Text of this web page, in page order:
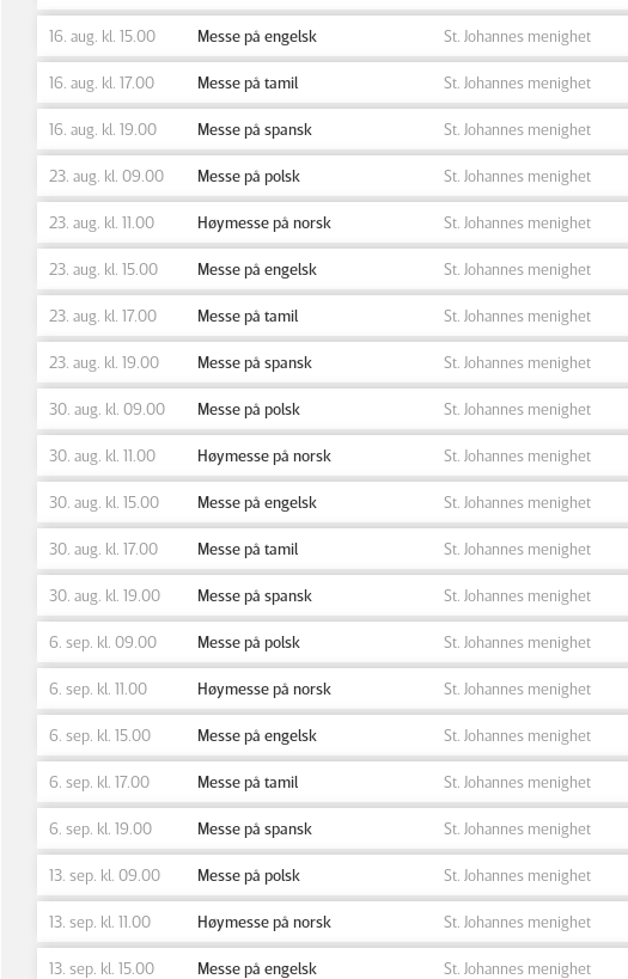
16. aug. kl. 15.00 Messe på engelsk St. Johannes menighet
16. aug. kl. 17.00 Messe på tamil St. Johannes menighet
16. aug. kl. 19.00 Messe på spansk St. Johannes menighet
23. aug. kl. 09.00 Messe på polsk St. Johannes menighet
23. aug. kl. 11.00 Høymesse på norsk St. Johannes menighet
23. aug. kl. 15.00 Messe på engelsk St. Johannes menighet
23. aug. kl. 17.00 Messe på tamil St. Johannes menighet
23. aug. kl. 19.00 Messe på spansk St. Johannes menighet
30. aug. kl. 09.00 Messe på polsk St. Johannes menighet
30. aug. kl. 11.00 Høymesse på norsk St. Johannes menighet
30. aug. kl. 15.00 Messe på engelsk St. Johannes menighet
30. aug. kl. 17.00 Messe på tamil St. Johannes menighet
30. aug. kl. 19.00 Messe på spansk St. Johannes menighet
6. sep. kl. 09.00 Messe på polsk St. Johannes menighet
6. sep. kl. 11.00 Høymesse på norsk St. Johannes menighet
6. sep. kl. 15.00 Messe på engelsk St. Johannes menighet
6. sep. kl. 17.00 Messe på tamil St. Johannes menighet
6. sep. kl. 19.00 Messe på spansk St. Johannes menighet
13. sep. kl. 09.00 Messe på polsk St. Johannes menighet
13. sep. kl. 11.00 Høymesse på norsk St. Johannes menighet
13. sep. kl. 15.00 Messe på engelsk St. Johannes menighet